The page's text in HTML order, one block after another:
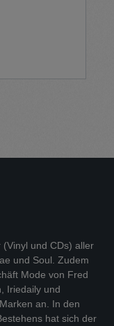
und CDs) aller
und Soul. Zudem
Mode von Fred
Iriedaily und
an. In den
hat sich der